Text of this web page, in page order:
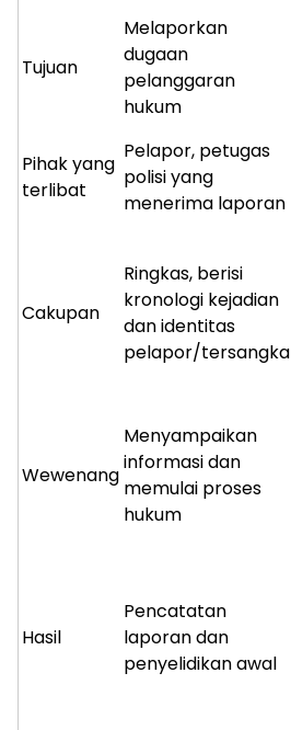
Tujuan
Melaporkan
dugaan
pelanggaran
hukum
Pihak yang
terlibat
Pelapor, petugas
polisi yang
menerima laporan
Cakupan
Ringkas, berisi
kronologi kejadian
dan identitas
pelapor/tersangka
Wewenang
Menyampaikan
informasi dan
memulai proses
hukum
Hasil
Pencatatan
laporan dan
penyelidikan awal